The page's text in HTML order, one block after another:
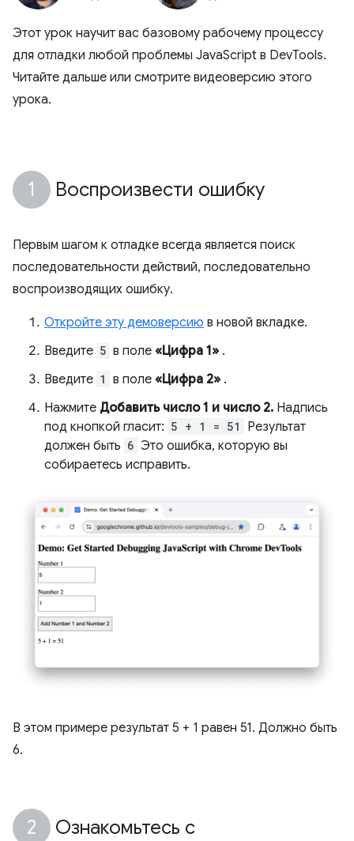
Этот урок научит вас базовому рабочему процессу
для отладки любой проблемы JavaScript в DevTools.
Читайте дальше или смотрите видеоверсию этого
урока.
Воспроизвести ошибку
Первым шагом к отладке всегда является поиск
последовательности действий, последовательно
воспроизводящих ошибку.
Откройте эту демоверсию в новой вкладке.
Введите 5 в поле «Цифра 1» .
Введите 1 в поле «Цифра 2» .
Нажмите Добавить число 1 и число 2. Надпись
под кнопкой гласит: 5 + 1 = 51
Результат
должен быть 6 Это ошибка, которую вы
собираетесь исправить.
В этом примере результат 5 + 1 равен 51. Должно быть
6.
Ознакомьтесь с